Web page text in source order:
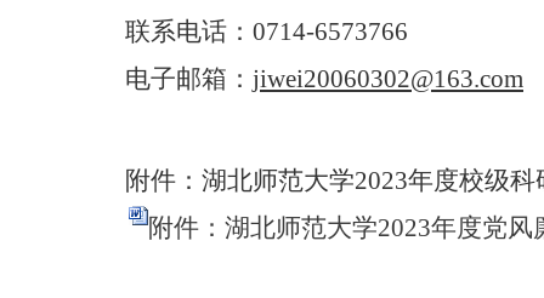
联系电话： 0714-6573766
电子邮箱： jiwei20060302@163.com
附件：湖北师范大学2023年度校级
附件：湖北师范大学2023年度党